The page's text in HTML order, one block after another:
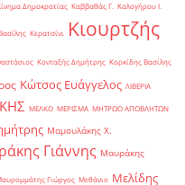
Δημοκρατίας Καββαθάς Γ. Καλογήρου Ι.
Κερατσίνι
Κιουρτζής
Κονταξής Δημήτρης Κορκίδης Βασίλης
Κώτσος Ευάγγελος ΛΙΒΕΡΙΑ
ΜΕΛΚΟ ΜΕΡΙΣΜΑ ΜΗΤΡΩΟ ΑΠΟΒΛΗΤΩΝ
Μαμουλάκης Χ.
Γιάννης Μαυράκης
Γιώργος Μεθάνιο Μελίδης